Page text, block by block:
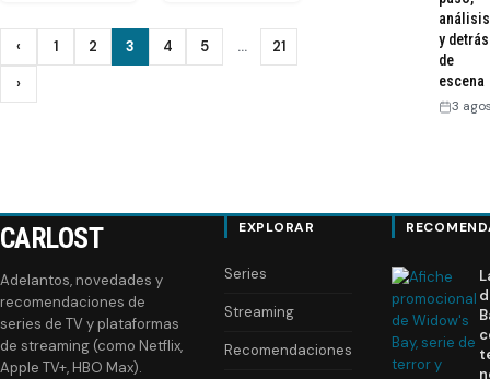
Paginación
de
‹Anterior
1 2 3 4 5 … 21
Siguiente
›
análisis
y detrás
de
escena
3
CARLOST
Adelantos, novedades y
recomendaciones de
series de TV y plataformas
de streaming (como Netflix,
Apple TV+, HBO Max).
EXPLORAR
Series
Streaming
Recomendaciones